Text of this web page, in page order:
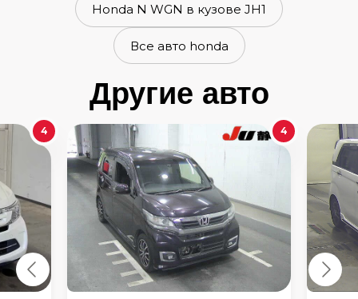
Honda N WGN в кузове JH1
Все авто honda
Другие авто
4
4